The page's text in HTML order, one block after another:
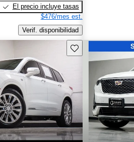
El precio incluye tasas
$476/mes est.
Verif. disponibilidad
Guarda este Aviso